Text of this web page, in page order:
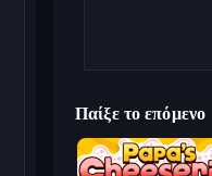
Παίξε το επόμενο